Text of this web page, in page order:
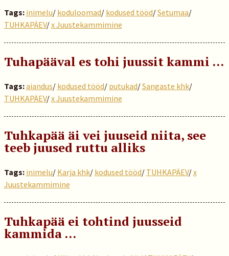
Tags: inimelu/ koduloomad/ kodused tööd/Setumaa/
TUHKAPÄEV/x Juustekammimine
Tuhapääval es tohi juussit kammi …
Tags:aiandus/ kodused tööd/ putukad/Sangaste khk/
TUHKAPÄEV/x Juustekammimine
Tuhkapää äi vei juuseid niita, see
teeb juused ruttu alliks
Tags: inimelu/ Karja khk/ kodused tööd/ TUHKAPÄEV/x
Juustekammimine
Tuhkapää ei tohtind juusseid
kammida ...